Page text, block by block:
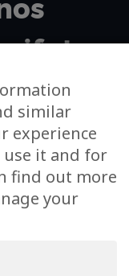
!
et à
cadre
similar
experience
use it and for
find out more
your